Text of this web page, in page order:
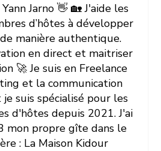
Jarno 👋 🏡 J'aide les
d’hôtes à développer
manière authentique.
en direct et maitriser
🚀 Je suis en Freelance
et la communication
suis spécialisé pour les
d'hôtes depuis 2021. J'ai
mon propre gîte dans le
: La Maison Kidour